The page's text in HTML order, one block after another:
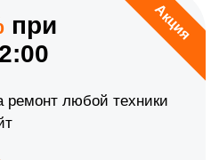
Акция
при
ремонт любой техники